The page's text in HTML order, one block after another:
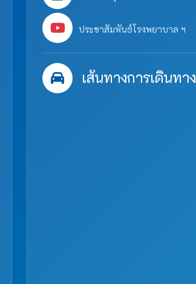
ประชาสัมพันธ์โรงพยาบาล ฯ
เส้นทางการเดินทาง